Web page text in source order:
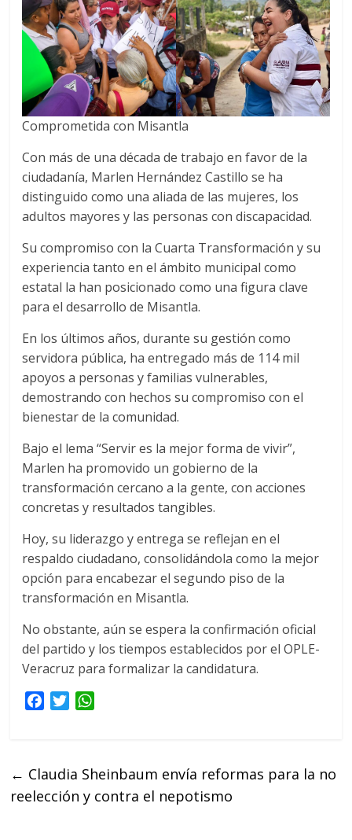
Comprometida con Misantla
Con más de una década de trabajo en favor de la
ciudadanía, Marlen Hernández Castillo se ha
distinguido como una aliada de las mujeres, los
adultos mayores y las personas con discapacidad.
Su compromiso con la Cuarta Transformación y su
experiencia tanto en el ámbito municipal como
estatal la han posicionado como una figura clave
para el desarrollo de Misantla.
En los últimos años, durante su gestión como
servidora pública, ha entregado más de 114 mil
apoyos a personas y familias vulnerables,
demostrando con hechos su compromiso con el
bienestar de la comunidad.
Bajo el lema “Servir es la mejor forma de vivir”,
Marlen ha promovido un gobierno de la
transformación cercano a la gente, con acciones
concretas y resultados tangibles.
Hoy, su liderazgo y entrega se reflejan en el
respaldo ciudadano, consolidándola como la mejor
opción para encabezar el segundo piso de la
transformación en Misantla.
No obstante, aún se espera la confirmación oficial
del partido y los tiempos establecidos por el OPLE-
Veracruz para formalizar la candidatura.
b
o
T
t
e
s
A
← Claudia Sheinbaum envía reformas para la no
reelección y contra el nepotismo